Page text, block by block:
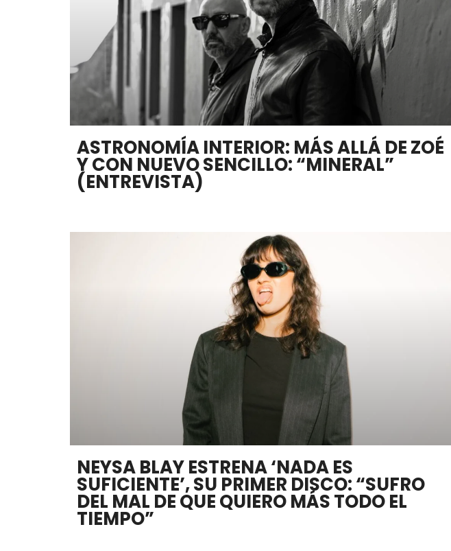
ASTRONOMÍA INTERIOR: MÁS ALLÁ DE ZOÉ
Y CON NUEVO SENCILLO: “MINERAL”
(ENTREVISTA)
NEYSA BLAY ESTRENA ‘NADA ES
SUFICIENTE’, SU PRIMER DISCO: “SUFRO
DEL MAL DE QUE QUIERO MÁS TODO EL
TIEMPO”